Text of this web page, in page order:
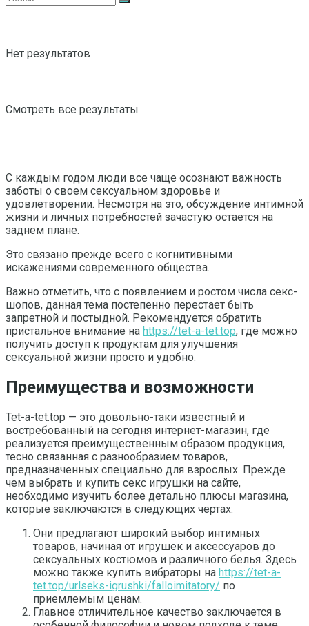
Нет результатов
Смотреть все результаты
С каждым годом люди все чаще осознают важность
заботы о своем сексуальном здоровье и
удовлетворении. Несмотря на это, обсуждение интимной
жизни и личных потребностей зачастую остается на
заднем плане.
Это связано прежде всего с когнитивными
искажениями современного общества.
Важно отметить, что с появлением и ростом числа секс-
шопов, данная тема постепенно перестает быть
запретной и постыдной. Рекомендуется обратить
пристальное внимание на https://tet-a-tet.top, где можно
получить доступ к продуктам для улучшения
сексуальной жизни просто и удобно.
Преимущества и возможности
Tet-a-tet.top — это довольно-таки известный и
востребованный на сегодня интернет-магазин, где
реализуется преимущественным образом продукция,
тесно связанная с разнообразием товаров,
предназначенных специально для взрослых. Прежде
чем выбрать и купить секс игрушки на сайте,
необходимо изучить более детально плюсы магазина,
которые заключаются в следующих чертах:
Они предлагают широкий выбор интимных
товаров, начиная от игрушек и аксессуаров до
сексуальных костюмов и различного белья. Здесь
можно также купить вибраторы на https://tet-a-
tet.top/urlseks-igrushki/falloimitatory/ по
приемлемым ценам.
Главное отличительное качество заключается в